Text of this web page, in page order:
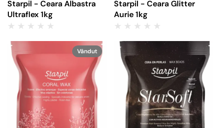
Starpil - Ceara Albastra
Ultraflex 1kg
Starpil - Ceara Glitter
Aurie 1kg
Vândut